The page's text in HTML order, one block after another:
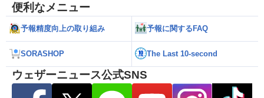
便利なメニュー
予報精度向上の取り組み 予報に関するFAQ
SORASHOP The Last 10-second
ウェザーニュース公式SNS